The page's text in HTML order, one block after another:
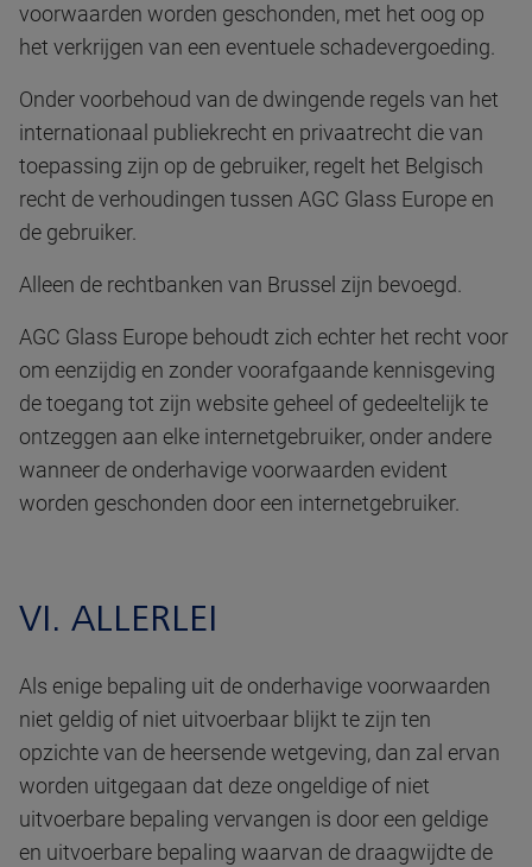
voorwaarden worden geschonden, met het oog op
het verkrijgen van een eventuele schadevergoeding.
Onder voorbehoud van de dwingende regels van het
internationaal publiekrecht en privaatrecht die van
toepassing zijn op de gebruiker, regelt het Belgisch
recht de verhoudingen tussen AGC Glass Europe en
de gebruiker.
Alleen de rechtbanken van Brussel zijn bevoegd.
AGC Glass Europe behoudt zich echter het recht voor
om eenzijdig en zonder voorafgaande kennisgeving
de toegang tot zijn website geheel of gedeeltelijk te
ontzeggen aan elke internetgebruiker, onder andere
wanneer de onderhavige voorwaarden evident
worden geschonden door een internetgebruiker.
VI. ALLERLEI
Als enige bepaling uit de onderhavige voorwaarden
niet geldig of niet uitvoerbaar blijkt te zijn ten
opzichte van de heersende wetgeving, dan zal ervan
worden uitgegaan dat deze ongeldige of niet
uitvoerbare bepaling vervangen is door een geldige
en uitvoerbare bepaling waarvan de draagwijdte de